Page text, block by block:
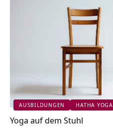
AUSBILDUNGEN HATHA YOGA
Yoga auf dem Stuhl